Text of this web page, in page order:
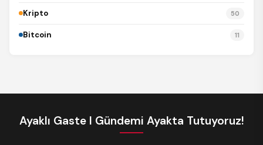
Kripto 50
Bitcoin 11
Ayaklı Gaste I Gündemi Ayakta Tutuyoruz!